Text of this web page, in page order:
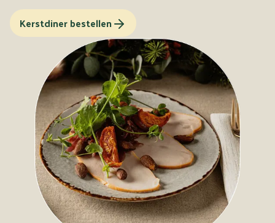
Kerstdiner bestellen